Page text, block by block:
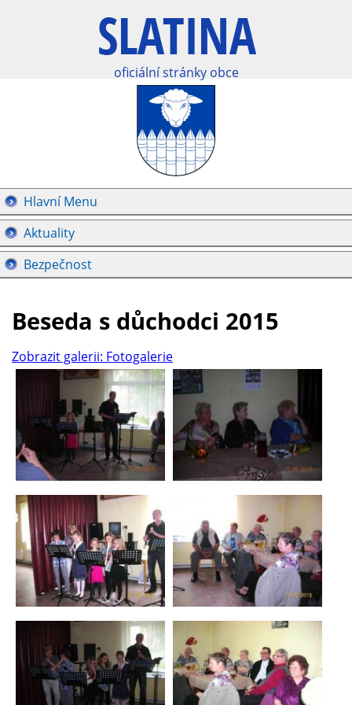
oficiální stránky obce
Hlavní Menu
Aktuality
Bezpečnost
Beseda s důchodci 2015
Zobrazit galerii: Fotogalerie